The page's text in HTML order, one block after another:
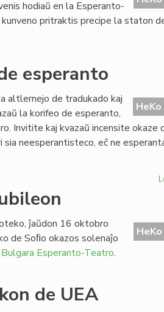
hodiaŭ en la Esperanto-
pritraktis precipe la staton
esperanto
altlernejo de tradukado kaj
la korifeo de esperanto,
Invitite kaj kvazaŭ incensite okaze
neesperantisteco, eĉ ne
ĵaŭdon 16 oktobro
de Soﬁo okazos solenaĵo
Esperanto-Teatro.
de UEA